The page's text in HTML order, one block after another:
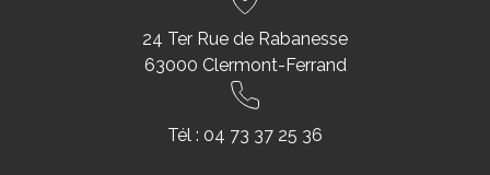
24 Ter Rue de Rabanesse
63000 Clermont-Ferrand
Tél : 04 73 37 25 36